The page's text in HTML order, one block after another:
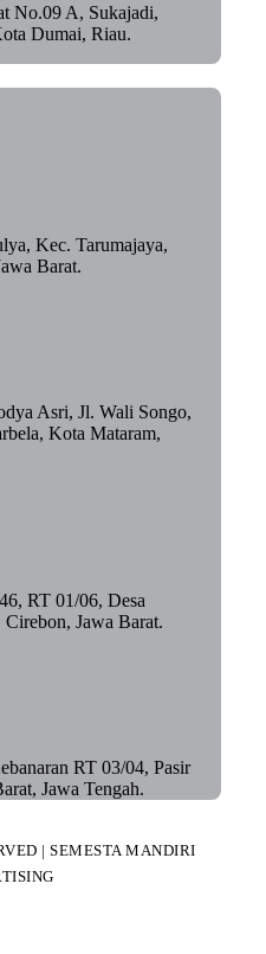
No.09 A, Sukajadi,
Dumai, Riau.
Kec. Tarumajaya,
Barat.
Asri, Jl. Wali Songo,
Kota Mataram,
RT 01/06, Desa
Jawa Barat.
RT 03/04, Pasir
Jawa Tengah.
| SEMESTA MANDIRI